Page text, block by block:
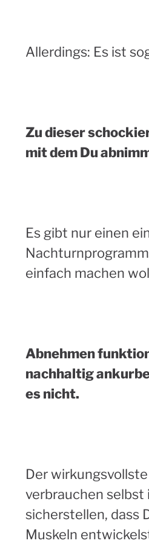
Allerdings: Es ist
Zu dieser
mit dem Du
Es gibt nur einen
einfach machen
Abnehmen
nachhaltig
es nicht.
Der
verbrauchen selbst
sicherstellen, dass
Muskeln